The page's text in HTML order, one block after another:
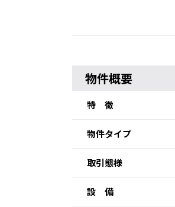
物件概要
特 徴
物件タイプ
取引態様
設 備